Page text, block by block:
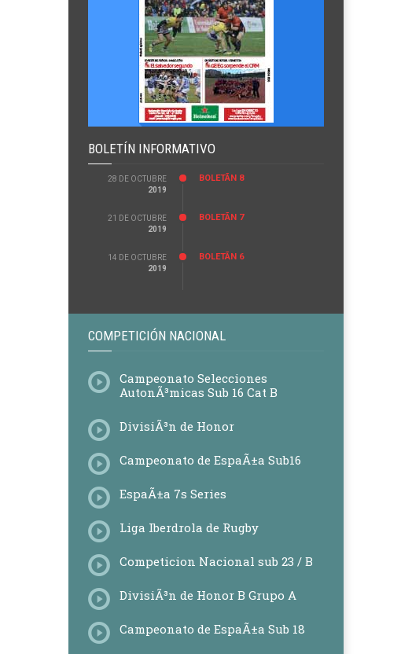
BOLETÍN INFORMATIVO
28 DE OCTUBRE
2019
BOLETÃ­N 8
21 DE OCTUBRE
2019
BOLETÃ­N 7
14 DE OCTUBRE
2019
BOLETÃ­N 6
COMPETICIÓN NACIONAL
Campeonato Selecciones
AutonÃ³micas Sub 16 Cat B
DivisiÃ³n de Honor
Campeonato de EspaÃ±a Sub16
EspaÃ±a 7s Series
Liga Iberdrola de Rugby
Competicion Nacional sub 23 / B
DivisiÃ³n de Honor B Grupo A
Campeonato de EspaÃ±a Sub 18